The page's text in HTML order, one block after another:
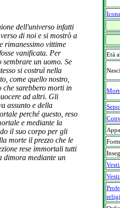
Icona
Età
dell'universo infatti
di noi e si mostrò a
rimanessimo vittime
vanificata. Per
un uomo. Se
si costruì nella
come quello nostro,
sarebbero morti in
ad altri. Gli
assunto e della
perché questo, reso
e mediante la
il suo corpo per gli
morte il prezzo che le
rese immortali tutti
dimora mediante un